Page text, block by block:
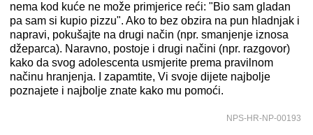
nema kod kuće ne može primjerice reći: "Bio sam gladan
pa sam si kupio pizzu". Ako to bez obzira na pun hladnjak i
napravi, pokušajte na drugi način (npr. smanjenje iznosa
džeparca). Naravno, postoje i drugi načini (npr. razgovor)
kako da svog adolescenta usmjerite prema pravilnom
načinu hranjenja. I zapamtite, Vi svoje dijete najbolje
poznajete i najbolje znate kako mu pomoći.
NPS-HR-NP-00193